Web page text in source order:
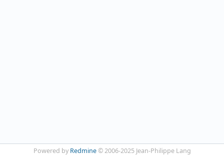
Powered by Redmine© 2006-2025 Jean-Philippe Lang